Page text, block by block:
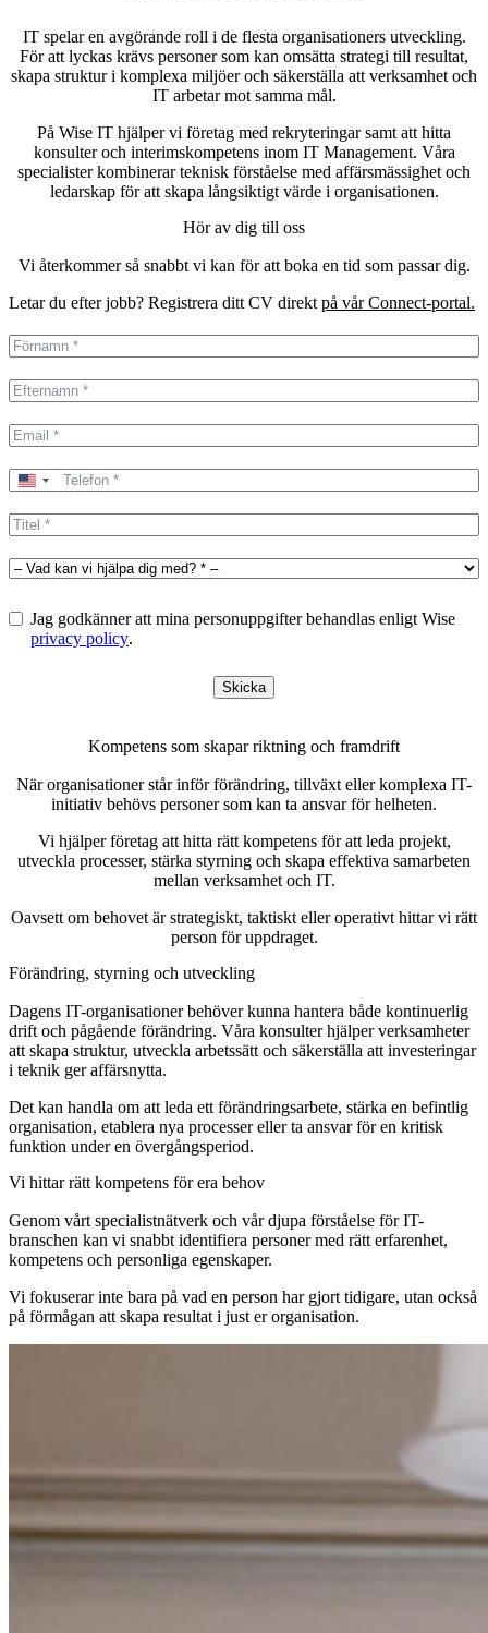
IT spelar en avgörande roll i de flesta organisationers utveckling.
För att lyckas krävs personer som kan omsätta strategi till resultat,
skapa struktur i komplexa miljöer och säkerställa att verksamhet och
IT arbetar mot samma mål.
På Wise IT hjälper vi företag med rekryteringar samt att hitta
konsulter och interimskompetens inom IT Management. Våra
specialister kombinerar teknisk förståelse med affärsmässighet och
ledarskap för att skapa långsiktigt värde i organisationen.
Hör av dig till oss
Vi återkommer så snabbt vi kan för att boka en tid som passar dig.
Letar du efter jobb? Registrera ditt CV direkt på vår Connect-portal.
United
+1
Jag godkänner att mina personuppgifter behandlas enligt Wise
privacy policy.
Skicka
Kompetens som skapar riktning och framdrift
När organisationer står inför förändring, tillväxt eller komplexa IT-
initiativ behövs personer som kan ta ansvar för helheten.
Vi hjälper företag att hitta rätt kompetens för att leda projekt,
utveckla processer, stärka styrning och skapa effektiva samarbeten
mellan verksamhet och IT.
Oavsett om behovet är strategiskt, taktiskt eller operativt hittar vi rätt
person för uppdraget.
Förändring, styrning och utveckling
Dagens IT-organisationer behöver kunna hantera både kontinuerlig
drift och pågående förändring. Våra konsulter hjälper verksamheter
att skapa struktur, utveckla arbetssätt och säkerställa att investeringar
i teknik ger affärsnytta.
Det kan handla om att leda ett förändringsarbete, stärka en befintlig
organisation, etablera nya processer eller ta ansvar för en kritisk
funktion under en övergångsperiod.
Vi hittar rätt kompetens för era behov
Genom vårt specialistnätverk och vår djupa förståelse för IT-
branschen kan vi snabbt identifiera personer med rätt erfarenhet,
kompetens och personliga egenskaper.
Vi fokuserar inte bara på vad en person har gjort tidigare, utan också
på förmågan att skapa resultat i just er organisation.